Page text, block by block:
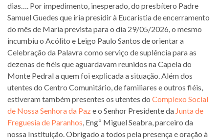
dias…. Por impedimento, inesperado, do presbítero Padre
Samuel Guedes que iria presidir à Eucaristia de encerramento
do mês de Maria prevista para o dia 29/05/2026, o mesmo
incumbiu o Acólito e Leigo Paulo Santos de orientar a
Celebração da Palavra como serviço de suplência para as
dezenas de fiéis que aguardavam reunidos na Capela do
Monte Pedral a quem foi explicada a situação. Além dos
utentes do Centro Comunitário, de familiares e outros fiéis,
estiveram também presentes os utentes do Complexo Social
de Nossa Senhora da Paze o Senhor Presidente da Junta de
Freguesia de Paranhos, Engº Miguel Seabra, parceiro da
nossa Instituição. Obrigado a todos pela presença e oração à